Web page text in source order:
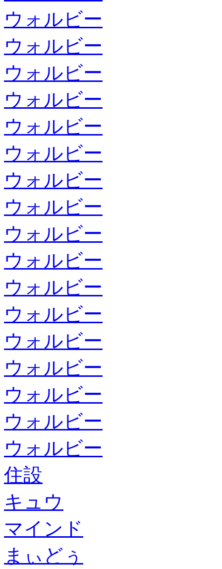
ウォルビー
ウォルビー
ウォルビー
ウォルビー
ウォルビー
ウォルビー
ウォルビー
ウォルビー
ウォルビー
ウォルビー
ウォルビー
ウォルビー
ウォルビー
ウォルビー
ウォルビー
ウォルビー
ウォルビー
住設
キュウ
マインド
まぃどぅ